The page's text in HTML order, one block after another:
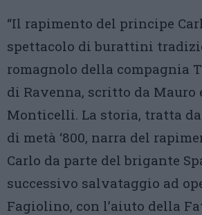
“Il rapimento del principe
spettacolo di burattini
romagnolo della compagnia
di Ravenna, scritto da Mauro
Monticelli. La storia, tratta
di metà ‘800, narra del
Carlo da parte del brigante
successivo salvataggio ad
Fagiolino, con l’aiuto della